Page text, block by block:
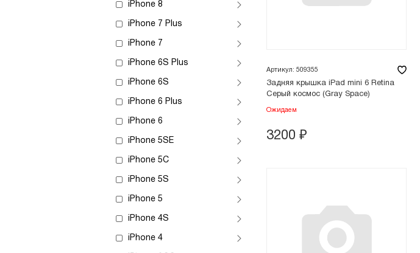
iPhone 8
iPhone 7 Plus
iPhone 7
iPhone 6S Plus
iPhone 6S
iPhone 6 Plus
iPhone 6
iPhone 5SE
iPhone 5C
iPhone 5S
iPhone 5
iPhone 4S
iPhone 4
Артикул: 509355
Задняя крышка iPad mini 6 Retina
Серый космос (Gray Space)
Ожидаем
3200 ₽